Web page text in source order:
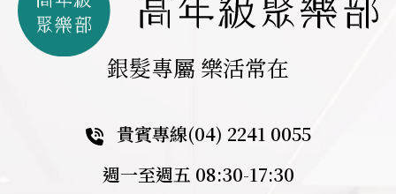
銀髮專屬 樂活常在
貴賓專線(04) 2241 0055
週一至週五 08:30-17:30